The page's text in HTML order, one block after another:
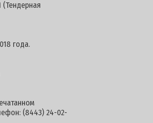
года.
(8443) 24-02-